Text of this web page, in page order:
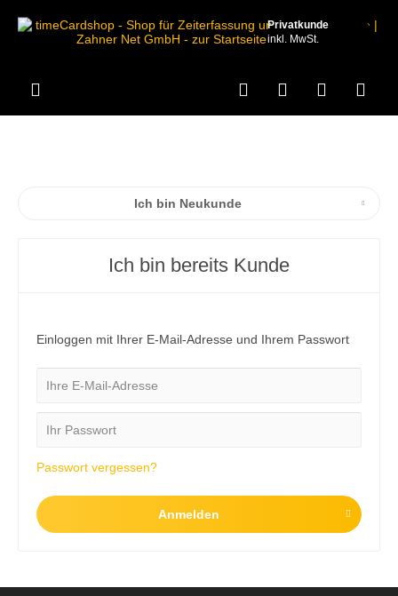
Privatkunde
inkl. MwSt.
Ich bin Neukunde
Ich bin bereits Kunde
Einloggen mit Ihrer E-Mail-Adresse und Ihrem Passwort
Passwort vergessen?
Anmelden